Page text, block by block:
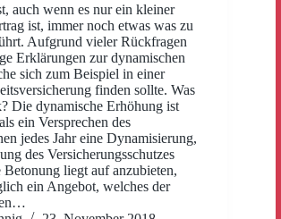
auch wenn es nur ein kleiner
ist, immer noch etwas was zu
Aufgrund vieler Rückfragen
Erklärungen zur dynamischen
sich zum Beispiel in einer
finden sollte. Was
Die dynamische Erhöhung ist
ein Versprechen des
jedes Jahr eine Dynamisierung,
des Versicherungsschutzes
liegt auf anzubieten,
ein Angebot, welches der